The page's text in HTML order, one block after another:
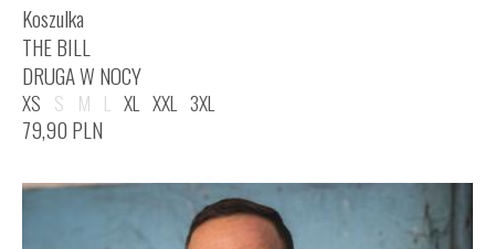
Koszulka
THE BILL
DRUGA W NOCY
XS S M L XL XXL 3XL
79,90 PLN